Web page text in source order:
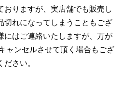
おりますが、実店舗でも販売し
切れになってしまうこともござ
にはご連絡いたしますが、万が
ャンセルさせて頂く場合もござ
さい。